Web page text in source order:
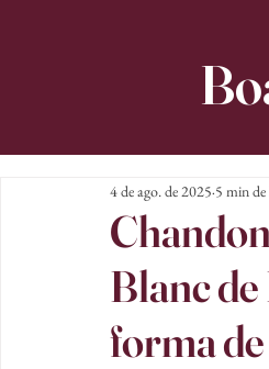
Blanc
forma
4 de ago. de 2025 5 min